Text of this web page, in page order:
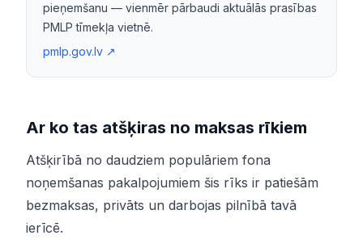
pieņemšanu — vienmēr pārbaudi aktuālās prasības
PMLP tīmekļa vietnē.
pmlp.gov.lv ↗
Ar ko tas atšķiras no maksas rīkiem
Atšķirībā no daudziem populāriem fona
noņemšanas pakalpojumiem šis rīks ir patiešām
bezmaksas, privāts un darbojas pilnībā tavā
ierīcē.